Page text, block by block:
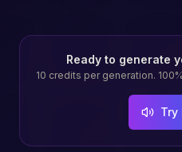
Ready to generate
10 credits per generation.
Try